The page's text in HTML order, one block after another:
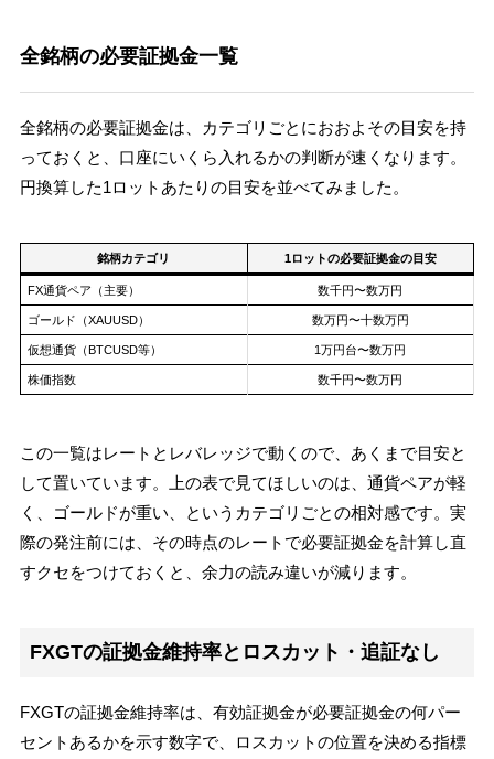
全銘柄の必要証拠金一覧
全銘柄の必要証拠金は、カテゴリごとにおおよその目安を持
っておくと、口座にいくら入れるかの判断が速くなります。
円換算した1ロットあたりの目安を並べてみました。
銘柄カテゴリ 1ロットの必要証拠金の目安
FX通貨ペア（主要） 数千円〜数万円
ゴールド（XAUUSD） 数万円〜十数万円
仮想通貨（BTCUSD等） 1万円台〜数万円
株価指数 数千円〜数万円
この一覧はレートとレバレッジで動くので、あくまで目安と
して置いています。上の表で見てほしいのは、通貨ペアが軽
く、ゴールドが重い、というカテゴリごとの相対感です。実
際の発注前には、その時点のレートで必要証拠金を計算し直
すクセをつけておくと、余力の読み違いが減ります。
FXGTの証拠金維持率とロスカット・追証なし
FXGTの証拠金維持率は、有効証拠金が必要証拠金の何パー
セントあるかを示す数字で、ロスカットの位置を決める指標